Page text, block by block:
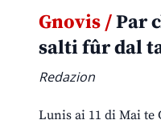
Gnovis /Par
salti fûr dal
Redazion
Lunis ai 11 di Mai te